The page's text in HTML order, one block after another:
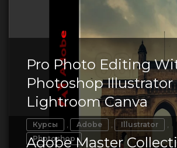
Pro Photo Editing
Photoshop Illustrator
Lightroom Canva
Курсы , Adobe , Illustrator ,
Photoshop
Adobe Master